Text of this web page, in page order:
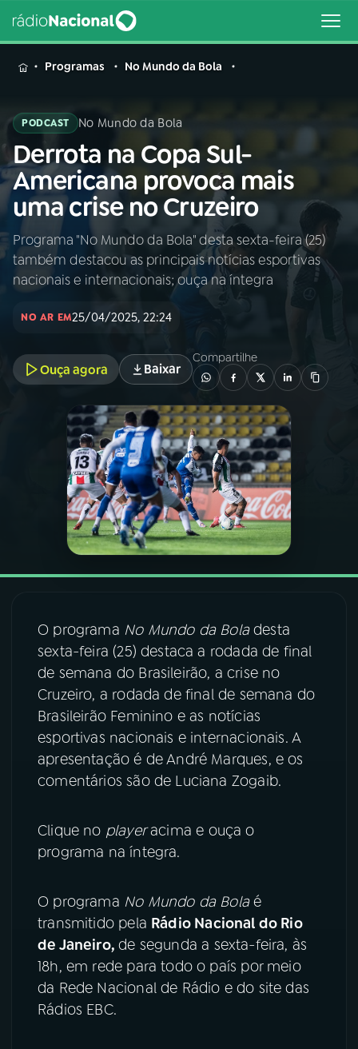
MENU
Buscar
na
Rádio
Nacional
Buscar
AO VIVO
PROGRAMAS
PODCASTS
VIDEOCASTS
08FESTIVAL DE MÚSICA
ACOMPANHE A RÁDIO NACIONAL
YouTube Facebook
Instagram X
TikTok
Programas No Mundo da Bola
PODCAST No Mundo da Bola
Derrota na Copa Sul-
Americana provoca mais
uma crise no Cruzeiro
Programa "No Mundo da Bola" desta sexta-feira (25)
também destacou as principais notícias esportivas
nacionais e internacionais; ouça na íntegra
NO AR EM25/04/2025, 22:24
Ouça agora Baixar
Compartilhe
O programa No Mundo da Boladesta
sexta-feira (25) destaca a rodada de final
de semana do Brasileirão, a crise no
Cruzeiro, a rodada de final de semana do
Brasileirão Feminino e as notícias
esportivas nacionais e internacionais. A
apresentação é de André Marques, e os
comentários são de Luciana Zogaib.
Clique no playeracima e ouça o
programa na íntegra.
O programa No Mundo da Bolaé
transmitido pela Rádio Nacional do Rio
de Janeiro,de segunda a sexta-feira, às
18h, em rede para todo o país por meio
da Rede Nacional de Rádio e do site das
Rádios EBC.